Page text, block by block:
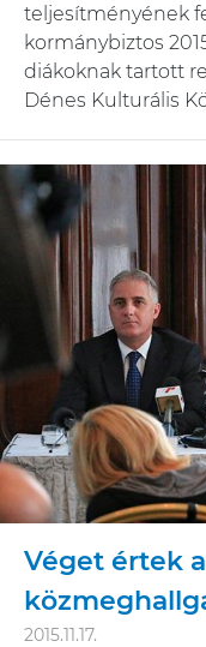
teljesítményének
kormánybiztos
diákoknak tartott
Dénes Kulturális
Véget értek
2015.11.17.